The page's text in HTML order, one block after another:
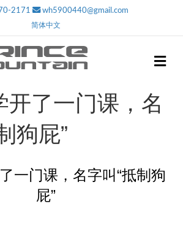
2171 wh5900440@gmail.com
简体中文
M
e
开了一门课，名
狗屁”
一门课，名字叫“抵制狗
屁”